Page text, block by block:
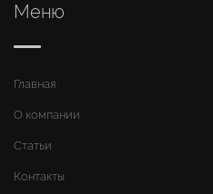
Меню
Главная
О компании
Статьи
Контакты